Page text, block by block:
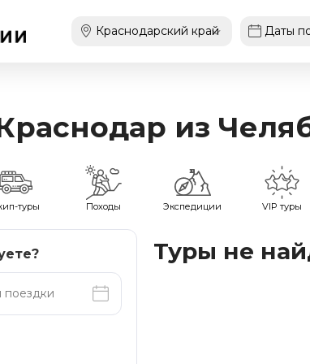
из
туры Походы Экспедиции VIP туры
Туры не